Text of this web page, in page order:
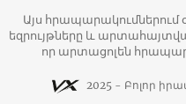
Այս
եզրույթները և
որ արտացոլեն
2025 - Բոլոր